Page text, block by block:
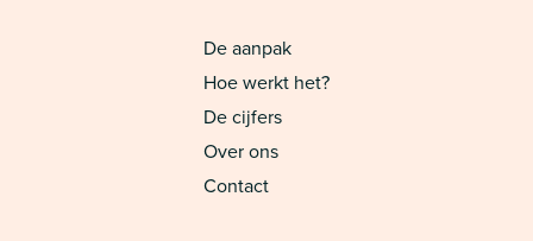
De aanpak
Hoe werkt het?
De cijfers
Over ons
Contact